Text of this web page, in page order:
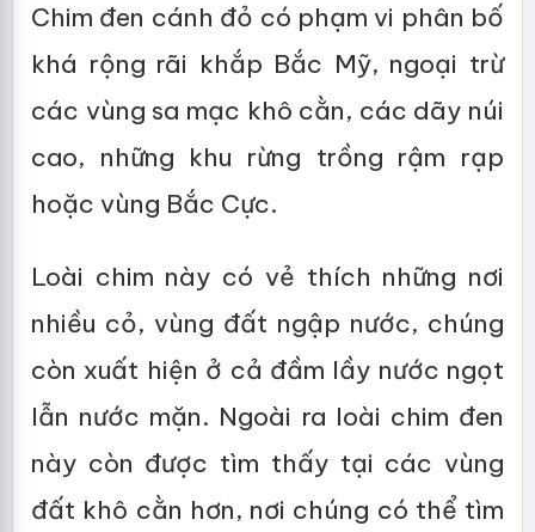
Chim đen cánh đỏ có phạm vi phân bố
khá rộng rãi khắp Bắc Mỹ, ngoại trừ
các vùng sa mạc khô cằn, các dãy núi
cao, những khu rừng trồng rậm rạp
hoặc vùng Bắc Cực.
Loài chim này có vẻ thích những nơi
nhiều cỏ, vùng đất ngập nước, chúng
còn xuất hiện ở cả đầm lầy nước ngọt
lẫn nước mặn. Ngoài ra loài chim đen
này còn được tìm thấy tại các vùng
đất khô cằn hơn, nơi chúng có thể tìm